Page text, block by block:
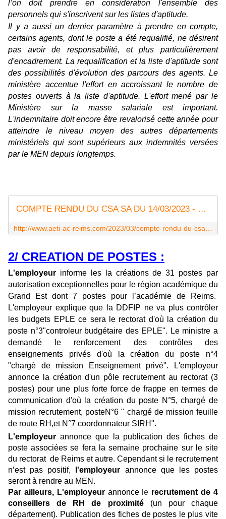
l’on doit prendre en considération l'ensemble des
personnels qui s'inscrivent sur les listes d'aptitude.
Il y a aussi un dernier paramètre à prendre en compte,
certains agents, dont le poste a été requalifié, ne désirent
pas avoir de responsabilité, et plus particulièrement
d'encadrement. La requalification et la liste d'aptitude sont
des possibilités d'évolution des parcours des agents. Le
ministère accentue l'effort en accroissant le nombre de
postes ouverts à la liste d'aptitude. L'effort mené par le
Ministère sur la masse salariale est important.
L'indemnitaire doit encore être revalorisé cette année pour
atteindre le niveau moyen des autres départements
ministériels qui sont supérieurs aux indemnités versées
par le MEN depuis longtemps.
COMPTE RENDU DU CSA SA DU 14/03/2023 - Syndicat AetI-UNSA Académie Reims
2/ CREATION DE POSTES :
L'employeur informe les la créations de31 postes par
autorisation exceptionnelles pour le région académique du
Grand Est dont 7 postes pour l’académie de Reims.
L'employeur explique que la DDFIP ne va plus contrôler
les budgets EPLE ce sera le rectorat d'où la création du
poste n°3"controleur budgétaire des EPLE". Le ministre a
demandé le renforcement des contrôles des
enseignements privés d'où la création du poste n°4
"chargé de mission Enseignement privé". L'employeur
annonce la création d'un pôle recrutement au rectorat (3
postes) pour une plus forte force de frappe en termes de
communication d'où la création du poste N°5, chargé de
mission recrutement, posteN°6 " chargé de mission feuille
de route RH,et N°7 coordonnateur SIRH".
L'employeur annonce que la publication des fiches de
poste associées se fera la semaine prochaine sur le site
du rectorat de Reims et autre. Cependant si le recrutement
n’est pas positif,
l'employeur annonce que les postes
seront à rendre au MEN.
Par ailleurs, L'employeurannonce le recrutement de 4
conseillers de RH de proximité(un pour chaque
département). Publication des fiches de postes le plus vite